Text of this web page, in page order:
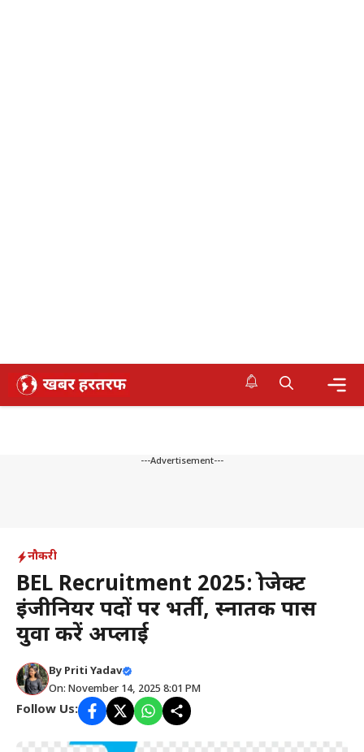
Skip
---Advertisement---
नौकरी
BEL Recruitment 2025: प्रोजेक्ट
इंजीनियर पदों पर भर्ती, स्नातक पास
युवा करें अप्लाई
By Priti Yadav
On: November 14, 2025 8:01 PM
Follow Us: